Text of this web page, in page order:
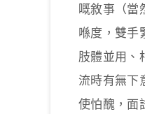
嘅敘事（當
喺度，雙手
肢體並用、
流時有無下
使怕醜，面